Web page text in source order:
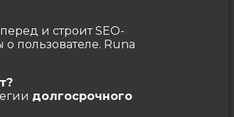
и строит SEO-
пользователе. Runa
долгосрочного